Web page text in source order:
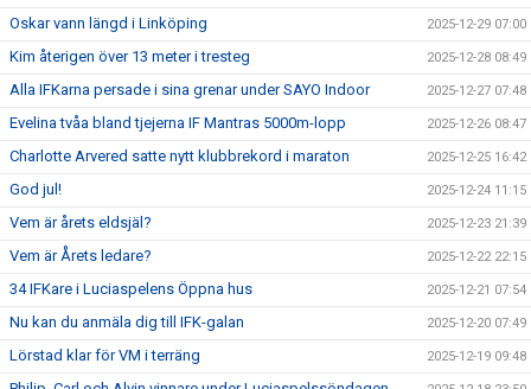
Oskar vann längd i Linköping 2025-12-29 07:00
Kim återigen över 13 meter i tresteg 2025-12-28 08:49
Alla IFKarna persade i sina grenar under SAYO Indoor 2025-12-27 07:48
Evelina tvåa bland tjejerna IF Mantras 5000m-lopp 2025-12-26 08:47
Charlotte Arvered satte nytt klubbrekord i maraton 2025-12-25 16:42
God jul! 2025-12-24 11:15
Vem är årets eldsjäl? 2025-12-23 21:39
Vem är Årets ledare? 2025-12-22 22:15
34 IFKare i Luciaspelens Öppna hus 2025-12-21 07:54
Nu kan du anmäla dig till IFK-galan 2025-12-20 07:49
Lörstad klar för VM i terräng 2025-12-19 09:48